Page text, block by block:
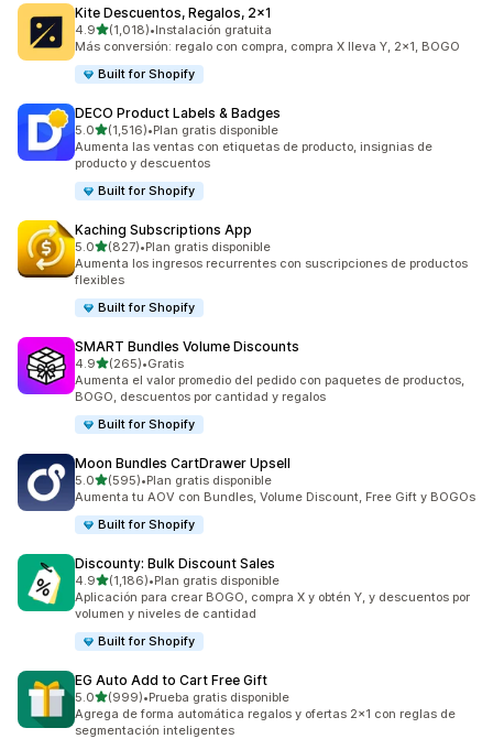
Kite Descuentos, Regalos, 2x1
4.9de 5 estrellas
(1,018)
1018 reseñas en total
•Instalación gratuita
Más conversión: regalo con compra, compra X lleva Y, 2x1, BOGO
Built for Shopify
DECO Product Labels & Badges
5.0de 5 estrellas
(1,516)
1516 reseñas en total
•Plan gratis disponible
Aumenta las ventas con etiquetas de producto, insignias de
producto y descuentos
Built for Shopify
Kaching Subscriptions App
5.0de 5 estrellas
(827)
827 reseñas en total
•Plan gratis disponible
Aumenta los ingresos recurrentes con suscripciones de productos
flexibles
Built for Shopify
SMART Bundles Volume Discounts
4.9de 5 estrellas
(265)
265 reseñas en total
•Gratis
Aumenta el valor promedio del pedido con paquetes de productos,
BOGO, descuentos por cantidad y regalos
Built for Shopify
Moon Bundles CartDrawer Upsell
5.0de 5 estrellas
(595)
595 reseñas en total
•Plan gratis disponible
Aumenta tu AOV con Bundles, Volume Discount, Free Gift y BOGOs
Built for Shopify
Discounty: Bulk Discount Sales
4.9de 5 estrellas
(1,186)
1186 reseñas en total
•Plan gratis disponible
Aplicación para crear BOGO, compra X y obtén Y, y descuentos por
volumen y niveles de cantidad
Built for Shopify
EG Auto Add to Cart Free Gift
5.0de 5 estrellas
(999)
999 reseñas en total
•Prueba gratis disponible
Agrega de forma automática regalos y ofertas 2x1 con reglas de
segmentación inteligentes